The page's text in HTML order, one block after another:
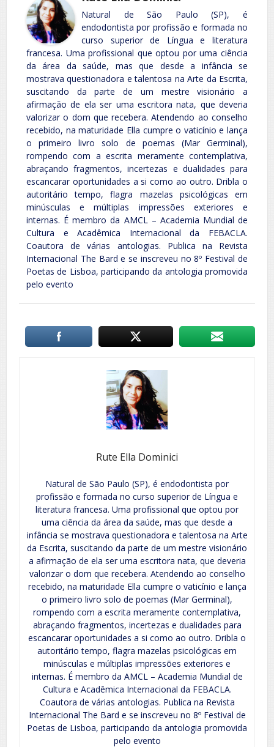
Natural de São Paulo (SP), é
endodontista por profissão e formada no
curso superior de Língua e literatura
francesa. Uma profissional que optou por uma ciência
da área da saúde, mas que desde a infância se
mostrava questionadora e talentosa na Arte da Escrita,
suscitando da parte de um mestre visionário a
afirmação de ela ser uma escritora nata, que deveria
valorizar o dom que recebera. Atendendo ao conselho
recebido, na maturidade Ella cumpre o vaticínio e lança
o primeiro livro solo de poemas (Mar Germinal),
rompendo com a escrita meramente contemplativa,
abraçando fragmentos, incertezas e dualidades para
escancarar oportunidades a si como ao outro. Dribla o
autoritário tempo, flagra mazelas psicológicas em
minúsculas e múltiplas impressões exteriores e
internas. É membro da AMCL – Academia Mundial de
Cultura e Acadêmica Internacional da FEBACLA.
Coautora de várias antologias. Publica na Revista
Internacional The Bard e se inscreveu no 8º Festival de
Poetas de Lisboa, participando da antologia promovida
pelo evento
Rute Ella Dominici
Natural de São Paulo (SP), é endodontista por
profissão e formada no curso superior de Língua e
literatura francesa. Uma profissional que optou por
uma ciência da área da saúde, mas que desde a
infância se mostrava questionadora e talentosa na Arte
da Escrita, suscitando da parte de um mestre visionário
a afirmação de ela ser uma escritora nata, que deveria
valorizar o dom que recebera. Atendendo ao conselho
recebido, na maturidade Ella cumpre o vaticínio e lança
o primeiro livro solo de poemas (Mar Germinal),
rompendo com a escrita meramente contemplativa,
abraçando fragmentos, incertezas e dualidades para
escancarar oportunidades a si como ao outro. Dribla o
autoritário tempo, flagra mazelas psicológicas em
minúsculas e múltiplas impressões exteriores e
internas. É membro da AMCL – Academia Mundial de
Cultura e Acadêmica Internacional da FEBACLA.
Coautora de várias antologias. Publica na Revista
Internacional The Bard e se inscreveu no 8º Festival de
Poetas de Lisboa, participando da antologia promovida
pelo evento